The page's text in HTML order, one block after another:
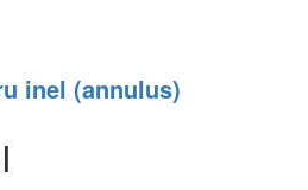
inel (annulus)